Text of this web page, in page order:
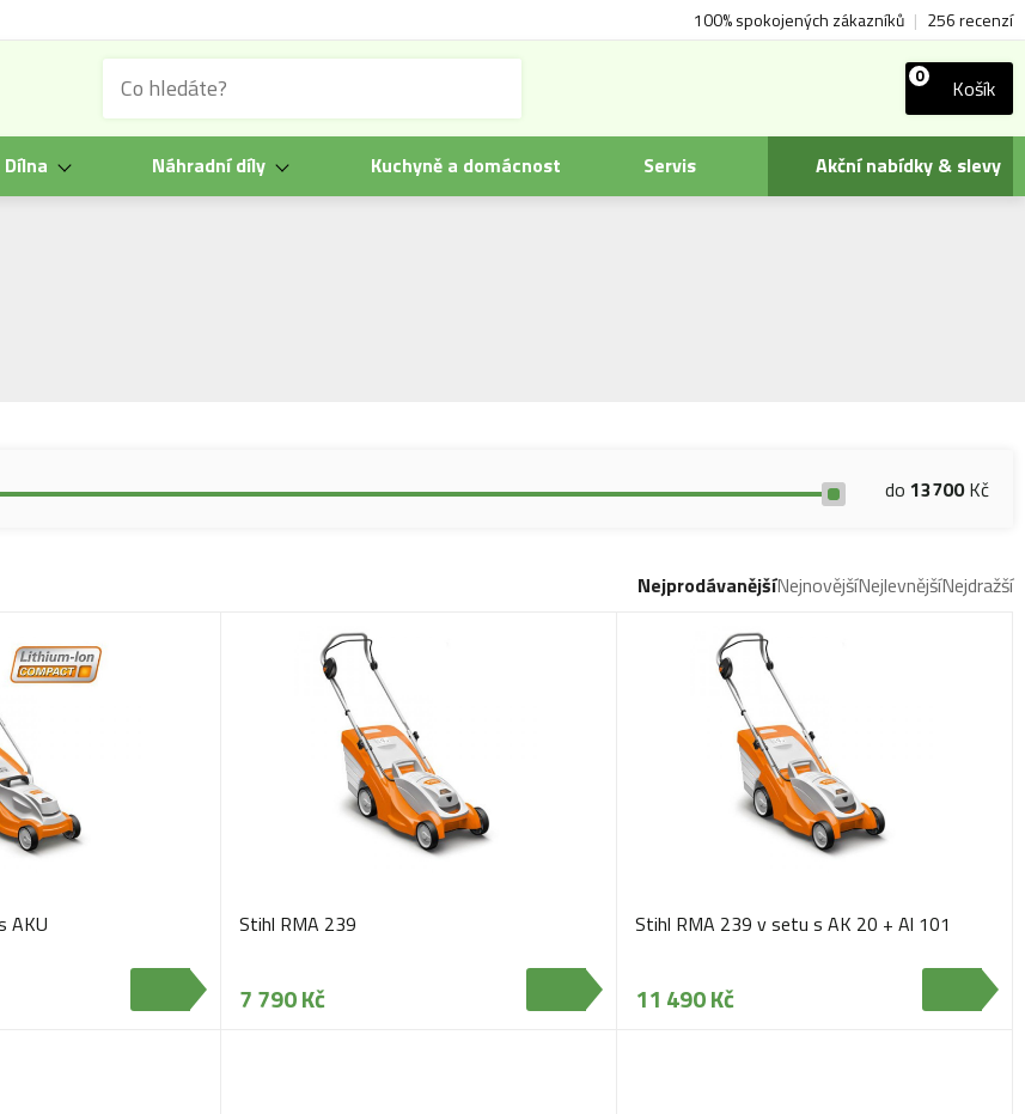
100% spokojených zákazníků | 256 recenzí
0 Košík
Dílna Náhradní díly Kuchyně a domácnost Servis Akční nabídky & slevy
do 13700Kč
NejprodávanějšíNejnovějšíNejlevnějšíNejdražší
AKU Stihl RMA 239
7 790 Kč
Stihl RMA 239 v setu s AK 20 + Al 101
11 490 Kč